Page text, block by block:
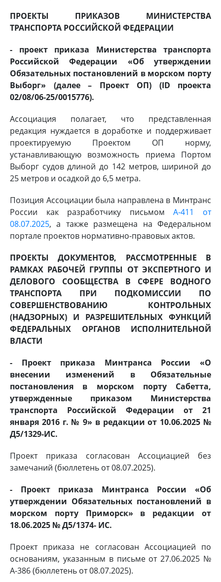
ПРОЕКТЫ ПРИКАЗОВ МИНИСТЕРСТВА
ТРАНСПОРТА РОССИЙСКОЙ ФЕДЕРАЦИИ
- проект приказа Министерства транспорта
Российской Федерации «Об утверждении
Обязательных постановлений в морском порту
Выборг» (далее – Проект ОП) (ID проекта
02/08/06-25/0015776).
Ассоциация полагает, что представленная
редакция нуждается в доработке и поддерживает
проектируемую Проектом ОП норму,
устанавливающую возможность приема Портом
Выборг судов длиной до 142 метров, шириной до
25 метров и осадкой до 6,5 метра.
Позиция Ассоциации была направлена в Минтранс
России как разработчику письмомА-411 от
08.07.2025, а также размещена на Федеральном
портале проектов нормативно-правовых актов.
ПРОЕКТЫ ДОКУМЕНТОВ, РАССМОТРЕННЫЕ В
РАМКАХ РАБОЧЕЙ ГРУППЫ ОТ ЭКСПЕРТНОГО И
ДЕЛОВОГО СООБЩЕСТВА В СФЕРЕ ВОДНОГО
ТРАНСПОРТА ПРИ ПОДКОМИССИИ ПО
СОВЕРШЕНСТВОВАНИЮ КОНТРОЛЬНЫХ
(НАДЗОРНЫХ) И РАЗРЕШИТЕЛЬНЫХ ФУНКЦИЙ
ФЕДЕРАЛЬНЫХ ОРГАНОВ ИСПОЛНИТЕЛЬНОЙ
ВЛАСТИ
- Проект приказа Минтранса России «О
внесении изменений в Обязательные
постановления в морском порту Сабетта,
утвержденные приказом Министерства
транспорта Российской Федерации от 21
января 2016 г. № 9» в редакции от 10.06.2025 №
Д5/1329-ИС.
Проект приказа согласован Ассоциацией без
замечаний (бюллетень от 08.07.2025).
- Проект приказа Минтранса России «Об
утверждении Обязательных постановлений в
морском порту Приморск» в редакции от
18.06.2025 № Д5/1374- ИС.
Проект приказа не согласован Ассоциацией по
основаниям, указанным в письме от 27.06.2025 №
А-386 (бюллетень от 08.07.2025).